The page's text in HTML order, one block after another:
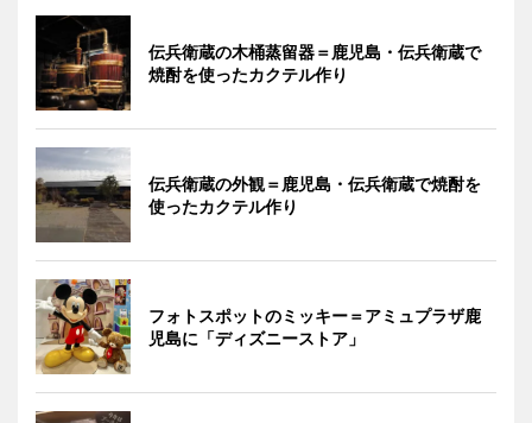
伝兵衛蔵の木桶蒸留器＝鹿児島・伝兵衛蔵で
焼酎を使ったカクテル作り
伝兵衛蔵の外観＝鹿児島・伝兵衛蔵で焼酎を
使ったカクテル作り
フォトスポットのミッキー＝アミュプラザ鹿
児島に「ディズニーストア」